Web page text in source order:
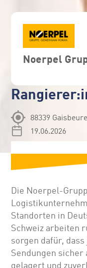
Noerpel
88339
19.06.2026
Die Noerpel-
Standorten in
Schweiz arbeiten
sorgen dafür,
Sendungen sicher
gelagert und